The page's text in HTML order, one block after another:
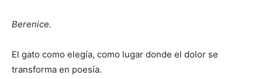
Berenice.
El gato como elegía, como lugar donde el dolor se
transforma en poesía.